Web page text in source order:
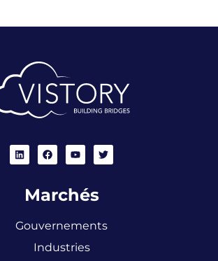
Marchés
Gouvernements
Industries